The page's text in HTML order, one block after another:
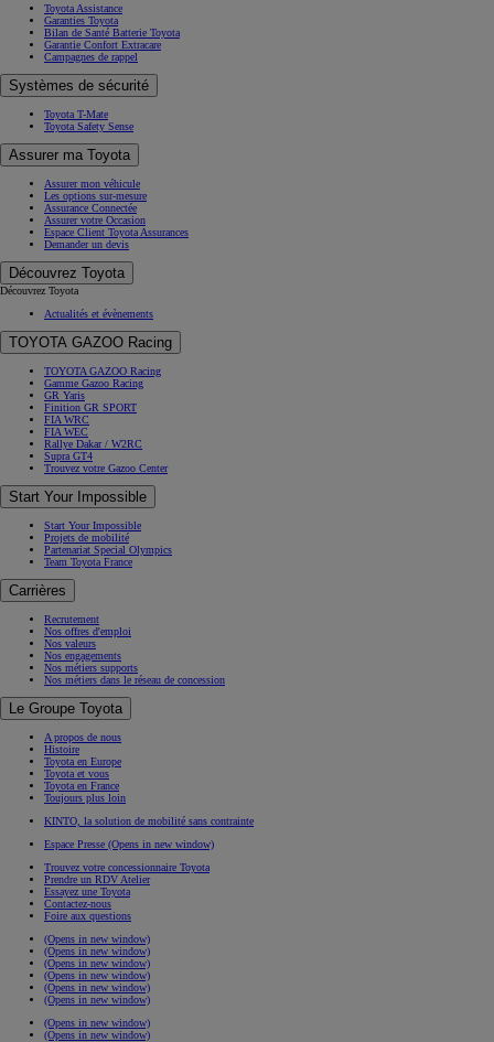
Toyota Assistance
Garanties Toyota
Bilan de Santé Batterie Toyota
Garantie Confort Extracare
Campagnes de rappel
Systèmes de sécurité
Toyota T-Mate
Toyota Safety Sense
Assurer ma Toyota
Assurer mon véhicule
Les options sur-mesure
Assurance Connectée
Assurer votre Occasion
Espace Client Toyota Assurances
Demander un devis
Découvrez Toyota
Découvrez Toyota
Actualités et évènements
TOYOTA GAZOO Racing
TOYOTA GAZOO Racing
Gamme Gazoo Racing
GR Yaris
Finition GR SPORT
FIA WRC
FIA WEC
Rallye Dakar / W2RC
Supra GT4
Trouvez votre Gazoo Center
Start Your Impossible
Start Your Impossible
Projets de mobilité
Partenariat Special Olympics
Team Toyota France
Carrières
Recrutement
Nos offres d'emploi
Nos valeurs
Nos engagements
Nos métiers supports
Nos métiers dans le réseau de concession
Le Groupe Toyota
A propos de nous
Histoire
Toyota en Europe
Toyota et vous
Toyota en France
Toujours plus loin
KINTO, la solution de mobilité sans contrainte
Espace Presse (Opens in new window)
Trouvez votre concessionnaire Toyota
Prendre un RDV Atelier
Essayez une Toyota
Contactez-nous
Foire aux questions
(Opens in new window)
(Opens in new window)
(Opens in new window)
(Opens in new window)
(Opens in new window)
(Opens in new window)
(Opens in new window)
(Opens in new window)